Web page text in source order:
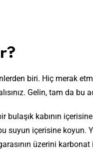
biri. Hiç merak
Gelin, tam da bu
bulaşık kabının
suyun içerisine
üzerini karbonat